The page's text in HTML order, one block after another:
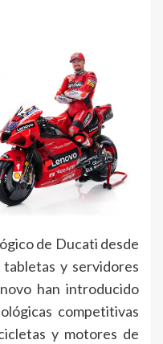
de Ducati desde
tabletas y servidores
han introducido
competitivas
y motores de